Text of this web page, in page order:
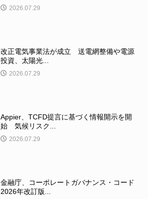
2026.07.29
改正電気事業法が成立 送電網整備や電源
投資、太陽光...
2026.07.29
Appier、TCFD提言に基づく情報開示を開
始 気候リスク...
2026.07.29
金融庁、コーポレートガバナンス・コード
2026年改訂版...